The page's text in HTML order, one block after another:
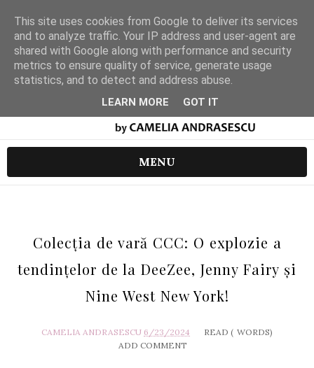
MENU
Colecția de vară CCC: O explozie a
tendințelor de la DeeZee, Jenny Fairy și
Nine West New York!
CAMELIA ANDRASESCU 6/23/2024 READ ( WORDS)
ADD COMMENT
This site uses cookies from Google to deliver its services
and to analyze traffic. Your IP address and user-agent are
shared with Google along with performance and security
metrics to ensure quality of service, generate usage
statistics, and to detect and address abuse.
LEARN MORE GOT IT